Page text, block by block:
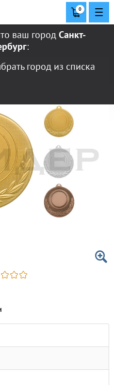
ваш городСанкт-
:
город из списка
0